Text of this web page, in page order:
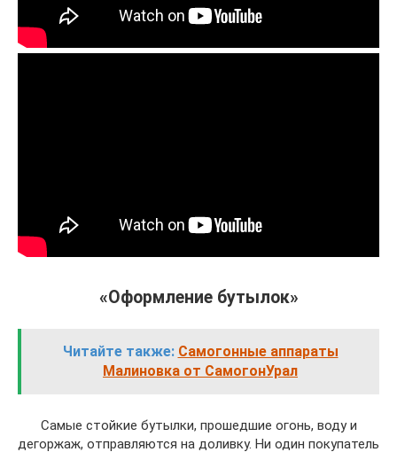
«Оформление бутылок»
Читайте также: Самогонные аппараты
Малиновка от СамогонУрал
Самые стойкие бутылки, прошедшие огонь, воду и
дегоржаж, отправляются на доливку. Ни один покупатель